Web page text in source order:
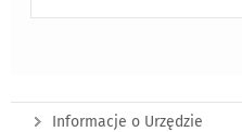
Informacje o Urzędzie